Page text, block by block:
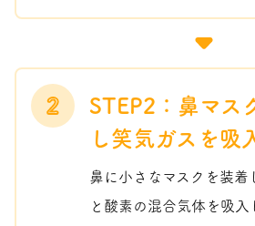
2
STEP2：鼻マス
し笑気ガスを吸
鼻に小さなマスクを装着
と酸素の混合気体を吸入